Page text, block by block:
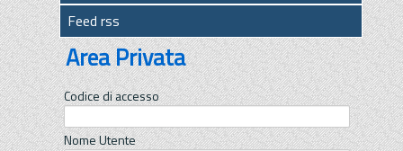
Feed rss
Area Privata
Codice di accesso
Nome Utente